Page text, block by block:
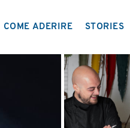
COME ADERIRE STORIES